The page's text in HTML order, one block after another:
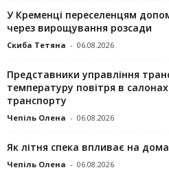
У Кременці переселенцям
через вирощування розсади
Скиба Тетяна - 06.08.2026
Представники управління
температуру повітря в
транспорту
Чепіль Олена - 06.08.2026
Як літня спека впливає на
Чепіль Олена - 06.08.2026